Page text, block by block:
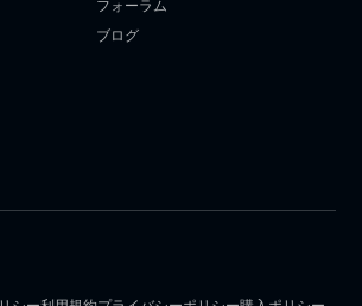
フォーラム
ブログ